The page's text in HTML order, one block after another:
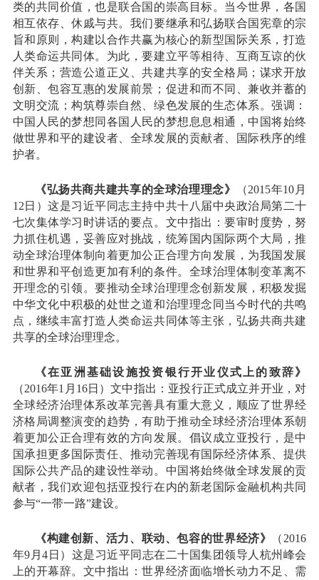
类的共同价值，也是联合国的崇高目标。当今世界，各国
相互依存、休戚与共。我们要继承和弘扬联合国宪章的宗
旨和原则，构建以合作共赢为核心的新型国际关系，打造
人类命运共同体。为此，要建立平等相待、互商互谅的伙
伴关系；营造公道正义、共建共享的安全格局；谋求开放
创新、包容互惠的发展前景；促进和而不同、兼收并蓄的
文明交流；构筑尊崇自然、绿色发展的生态体系。强调：
中国人民的梦想同各国人民的梦想息息相通，中国将始终
做世界和平的建设者、全球发展的贡献者、国际秩序的维
护者。
《弘扬共商共建共享的全球治理理念》
（2015年10月
12日）这是习近平同志主持中共十八届中央政治局第二十
七次集体学习时讲话的要点。文中指出：要审时度势，努
力抓住机遇，妥善应对挑战，统筹国内国际两个大局，推
动全球治理体制向着更加公正合理方向发展，为我国发展
和世界和平创造更加有利的条件。全球治理体制变革离不
开理念的引领。要推动全球治理理念创新发展，积极发掘
中华文化中积极的处世之道和治理理念同当今时代的共鸣
点，继续丰富打造人类命运共同体等主张，弘扬共商共建
共享的全球治理理念。
《在亚洲基础设施投资银行开业仪式上的致辞》
（2016年1月16日）文中指出：亚投行正式成立并开业，对
全球经济治理体系改革完善具有重大意义，顺应了世界经
济格局调整演变的趋势，有助于推动全球经济治理体系朝
着更加公正合理有效的方向发展。倡议成立亚投行，是中
国承担更多国际责任、推动完善现有国际经济体系、提供
国际公共产品的建设性举动。中国将始终做全球发展的贡
献者，我们欢迎包括亚投行在内的新老国际金融机构共同
参与“一带一路”建设。
《构建创新、活力、联动、包容的世界经济》
（2016
年9月4日）这是习近平同志在二十国集团领导人杭州峰会
上的开幕辞。文中指出：世界经济面临增长动力不足、需